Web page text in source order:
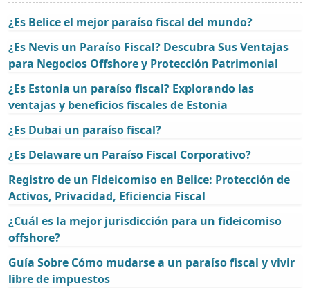
¿Es Belice el mejor paraíso fiscal del mundo?
¿Es Nevis un Paraíso Fiscal? Descubra Sus Ventajas
para Negocios Offshore y Protección Patrimonial
¿Es Estonia un paraíso fiscal? Explorando las
ventajas y beneficios fiscales de Estonia
¿Es Dubai un paraíso fiscal?
¿Es Delaware un Paraíso Fiscal Corporativo?
Registro de un Fideicomiso en Belice: Protección de
Activos, Privacidad, Eficiencia Fiscal
¿Cuál es la mejor jurisdicción para un fideicomiso
offshore?
Guía Sobre Cómo mudarse a un paraíso fiscal y vivir
libre de impuestos